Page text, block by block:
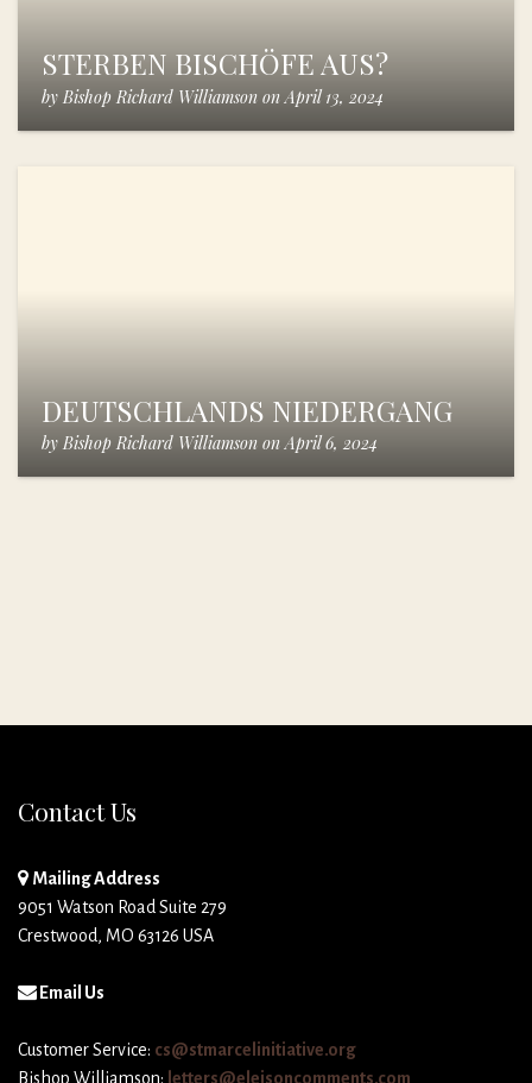
STERBEN BISCHÖFE AUS?
by Bishop Richard Williamson onApril 13, 2024
DEUTSCHLANDS NIEDERGANG
by Bishop Richard Williamson onApril 6, 2024
Contact Us
Mailing Address
9051 Watson Road Suite 279
Crestwood, MO 63126 USA
Email Us
Customer Service: cs@stmarcelinitiative.org
Bishop Williamson: letters@eleisoncomments.com